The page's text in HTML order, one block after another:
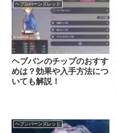
ヘブンバーンズレッド
ヘブバンのチップのおすす
めは？効果や入手方法につ
いても解説！
ヘブンバーンズレッド